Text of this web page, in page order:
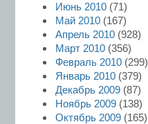
Июнь 2010 (71)
Май 2010 (167)
Апрель 2010 (928)
Март 2010 (356)
Февраль 2010 (299)
Январь 2010 (379)
Декабрь 2009 (87)
Ноябрь 2009 (138)
Октябрь 2009 (165)